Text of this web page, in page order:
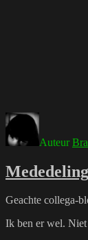
Auteur
Mededeling
Geachte collega-
Ik ben er wel. Niet